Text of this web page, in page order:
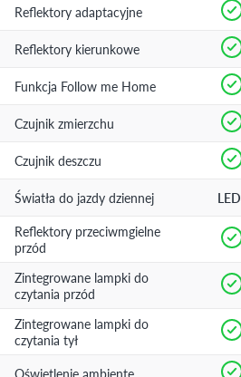
Reflektory adaptacyjne
Reflektory kierunkowe
Funkcja Follow me Home
Czujnik zmierzchu
Czujnik deszczu
Światła do jazdy dziennej
LED
Reflektory przeciwmgielne
przód
Zintegrowane lampki do
czytania przód
Zintegrowane lampki do
czytania tył
Oświetlenie ambiente